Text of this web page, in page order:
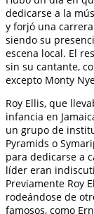
dedicarse a la
y forjó una
siendo su
escena local. El
sin su cantante,
excepto Monty
Roy Ellis, que
infancia en
un grupo de
Pyramids o
para dedicarse a
líder eran
Previamente Roy
rodeándose de
famosos, como